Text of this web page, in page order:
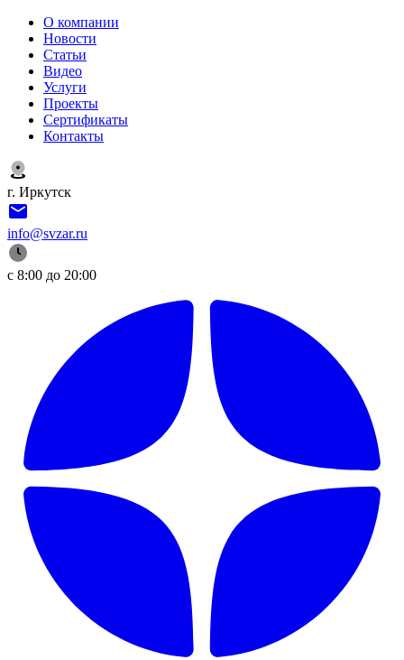
О компании
Новости
Статьи
Видео
Услуги
Проекты
Сертификаты
Контакты
г. Иркутск
info@svzar.ru
с 8:00 до 20:00